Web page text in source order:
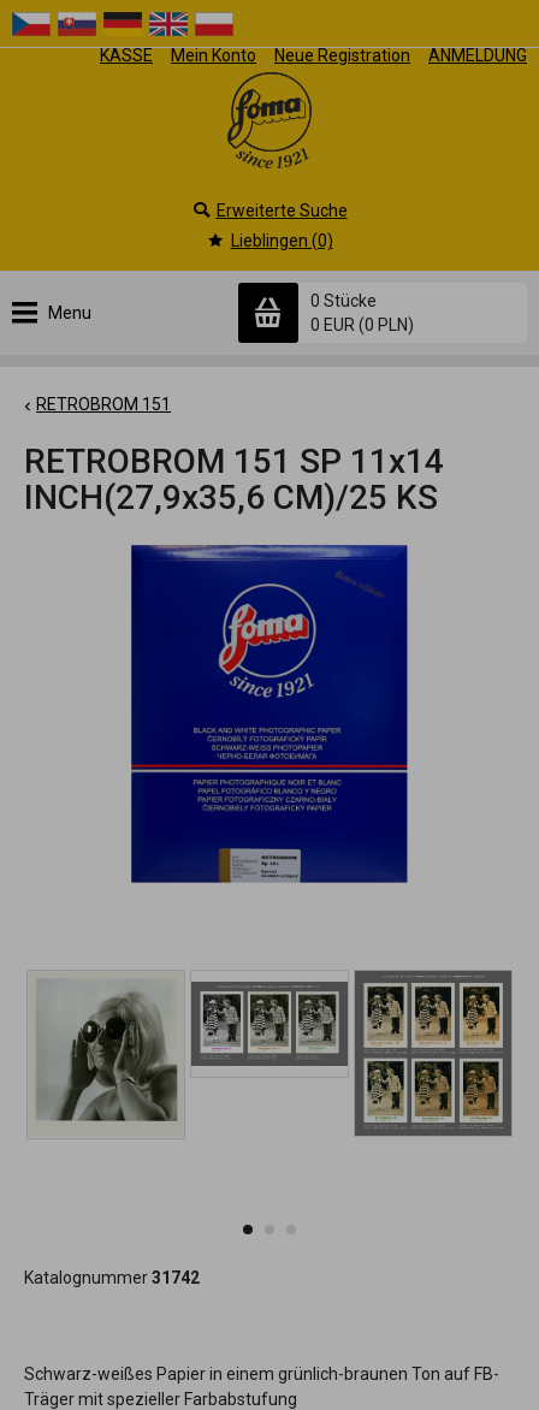
KASSE Mein Konto Neue Registration ANMELDUNG
Menu
0 Stücke
0 EUR (0 PLN)
Erweiterte Suche
Lieblingen (0)
RETROBROM 151
RETROBROM 151 SP 11x14
INCH(27,9x35,6 CM)/25 KS
Katalognummer31742
Schwarz-weißes Papier in einem grünlich-braunen Ton auf FB-
Träger mit spezieller Farbabstufung